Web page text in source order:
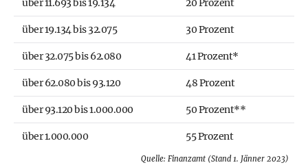
über 11.693 bis 19.134 20 Prozent
über 19.134 bis 32.075 30 Prozent
über 32.075 bis 62.080 41 Prozent*
über 62.080 bis 93.120 48 Prozent
über 93.120 bis 1.000.000 50 Prozent**
über 1.000.000 55 Prozent
Quelle: Finanzamt (Stand 1. Jänner 2023)